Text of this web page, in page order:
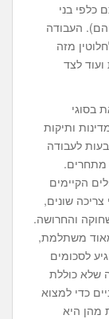
כלפי בני
העבודה
מזה
ועוד לצד
בסוגי
ותיקות
לעבודה
מתחרים.
הקיימים
שונים,
והחרושה.
מאוד משתלמת,
לסכומים
שלא כוללת
כדי למצוא
מהן היא